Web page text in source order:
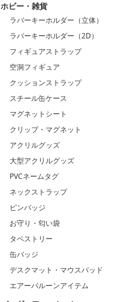
ホビー・雑貨
ラバーキーホルダー（立体）
ラバーキーホルダー（2D）
フィギュアストラップ
空洞フィギュア
クッションストラップ
スチール缶ケース
マグネットシート
クリップ・マグネット
アクリルグッズ
大型アクリルグッズ
PVCネームタグ
ネックストラップ
ピンバッジ
お守り・匂い袋
タペストリー
缶バッジ
デスクマット・マウスパッド
エアーバルーンアイテム